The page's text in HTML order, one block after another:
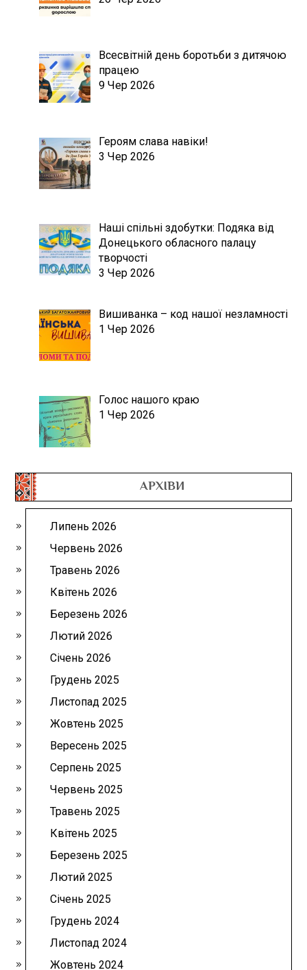
Всесвітній день боротьби з дитячою
працею
9 Чер 2026
Героям слава навіки!
3 Чер 2026
Наші спільні здобутки: Подяка від
Донецького обласного палацу
творчості
3 Чер 2026
Вишиванка – код нашої незламності
1 Чер 2026
Голос нашого краю
1 Чер 2026
АРХІВИ
Липень 2026
Червень 2026
Травень 2026
Квітень 2026
Березень 2026
Лютий 2026
Січень 2026
Грудень 2025
Листопад 2025
Жовтень 2025
Вересень 2025
Серпень 2025
Червень 2025
Травень 2025
Квітень 2025
Березень 2025
Лютий 2025
Січень 2025
Грудень 2024
Листопад 2024
Жовтень 2024